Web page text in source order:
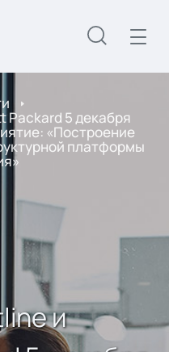
Packard 5 декабря
«Построение
платформы
и